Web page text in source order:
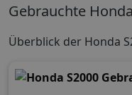
Gebrauchte
Überblick der Honda